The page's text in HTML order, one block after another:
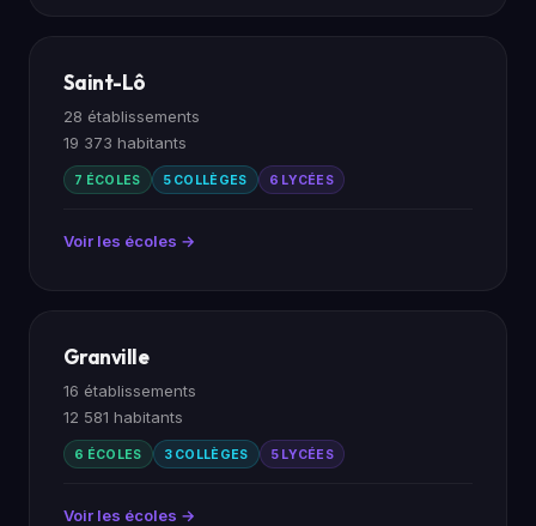
Saint-Lô
28 établissements
19 373 habitants
7 ÉCOLES 5 COLLÈGES 6 LYCÉES
Voir les écoles →
Granville
16 établissements
12 581 habitants
6 ÉCOLES 3 COLLÈGES 5 LYCÉES
Voir les écoles →